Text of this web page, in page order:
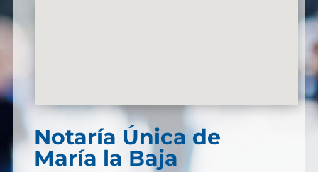
Notaría Única de
María la Baja